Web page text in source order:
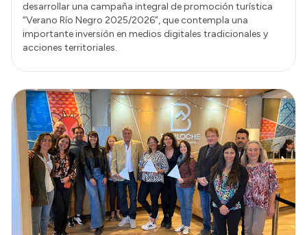
Boletín Oficial
Compras y licitaciones
Consulta de expedientes
Convocatorias
Intranet
Login
desarrollar una campaña integral de promoción turística
“Verano Río Negro 2025/2026”, que contempla una
importante inversión en medios digitales tradicionales y
acciones territoriales.